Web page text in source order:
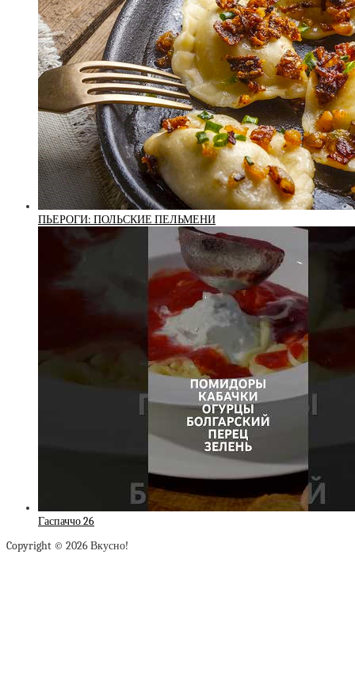
ПЬЕРОГИ: ПОЛЬСКИЕ ПЕЛЬМЕНИ
Гаспаччо 26
Copyright © 2026 Вкусно!